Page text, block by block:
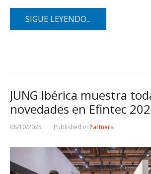
SIGUE LEYENDO...
JUNG Ibérica muestra
novedades en Efintec
08/10/2025 Published in Partners